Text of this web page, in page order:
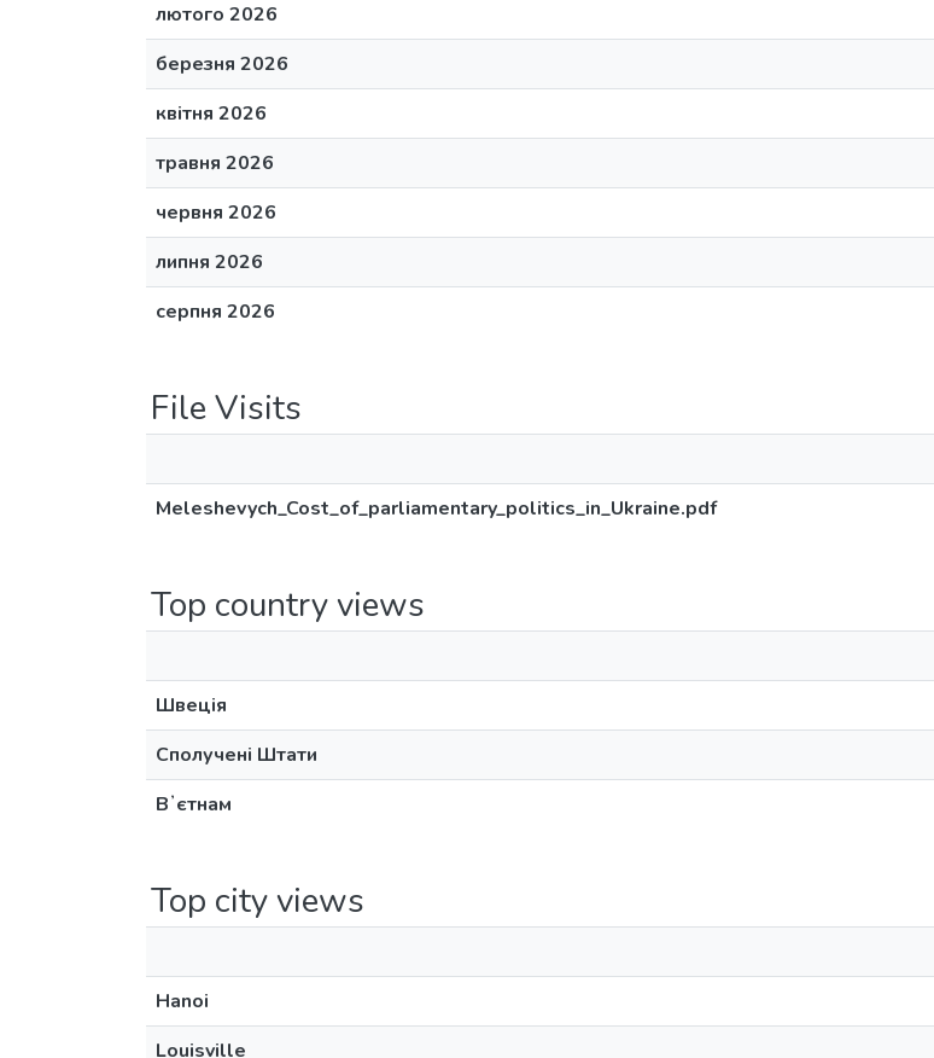
лютого 2026
березня 2026
квітня 2026
травня 2026
червня 2026
липня 2026
серпня 2026
File Visits
Meleshevych_Cost_of_parliamentary_politics_in_Ukraine.pdf
Top country views
Швеція
Сполучені Штати
Вʼєтнам
Top city views
Hanoi
Louisville